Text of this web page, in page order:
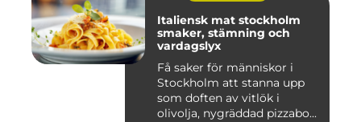
Italiensk mat stockholm
smaker, stämning och
vardagslyx
Få saker för människor i
Stockholm att stanna upp
som doften av vitlök i
olivolja, nygräddad pizzabo...